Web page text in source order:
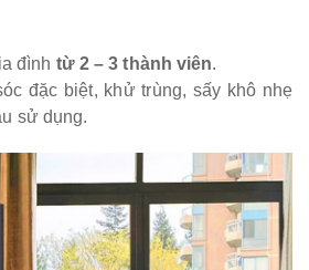
đình từ 2 – 3 thành viên.
đặc biệt, khử trùng, sấy khô nhẹ
sử dụng.